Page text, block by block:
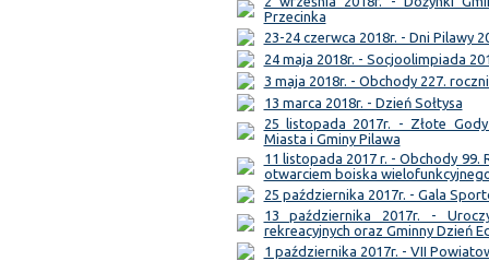
Przecinka
23-24 czerwca 2018r. - Dni Pilawy
24 maja 2018r. - Socjoolimpiada
3 maja 2018r. - Obchody 227.
13 marca 2018r. - Dzień Sołtysa
25 listopada 2017r. - Złote
Miasta i Gminy Pilawa
11 listopada 2017 r. - Obchody 99.
otwarciem boiska
25 października 2017r. - Gala
13 października 2017r. -
rekreacyjnych oraz Gminny Dzień
1 października 2017r. - VII